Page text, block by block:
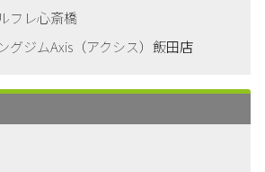
フレ心斎橋
グジムAxis（アクシス）飯田店